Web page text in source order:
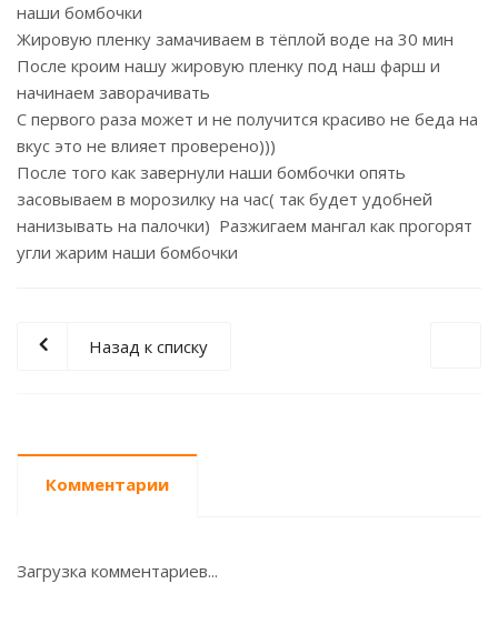
наши бомбочки
Жировую пленку замачиваем в тёплой воде на 30 мин
После кроим нашу жировую пленку под наш фарш и
начинаем заворачивать
С первого раза может и не получится красиво не беда на
вкус это не влияет проверено)))
После того как завернули наши бомбочки опять
засовываем в морозилку на час( так будет удобней
нанизывать на палочки) Разжигаем мангал как прогорят
угли жарим наши бомбочки
Назад к списку
Комментарии
Загрузка комментариев...